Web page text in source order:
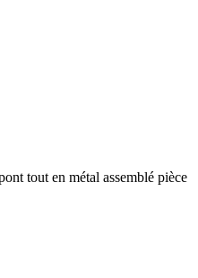
tout en métal assemblé pièce